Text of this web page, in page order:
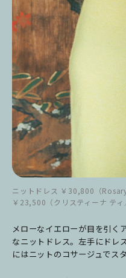
ニットドレス ￥30,800（
￥23,500（クリスティーナ ティ
メローなイエローが目を引く
なニットドレス。左手にドレ
にはニットのコサージュでス